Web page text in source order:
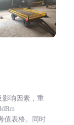
影响因素，重
值表格。同时